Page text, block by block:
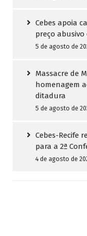
Cebes apoia
preço
5 de agosto de
Massacre de
homenagem
ditadura
5 de agosto de
Cebes-Recife
para a 2ª
4 de agosto de